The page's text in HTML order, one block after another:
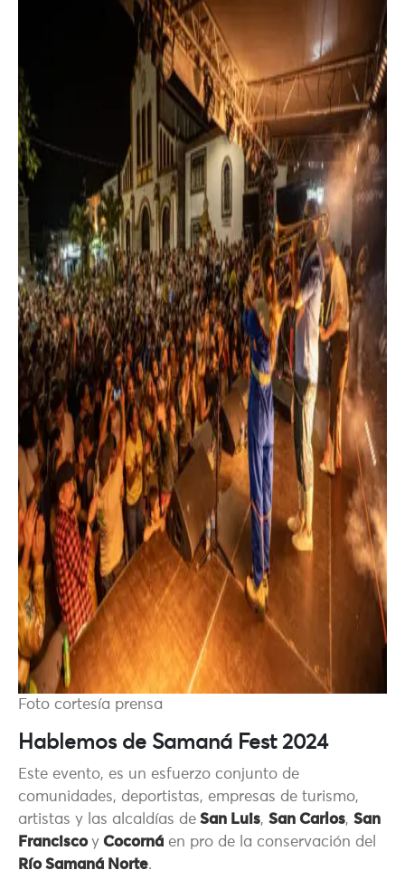
Foto cortesía prensa
Hablemos de Samaná Fest 2024
Este evento, es un esfuerzo conjunto de
comunidades, deportistas, empresas de turismo,
artistas y las alcaldías de San Luis, San Carlos, San
Franciscoy Cocorná en pro de la conservación del
Río Samaná Norte.